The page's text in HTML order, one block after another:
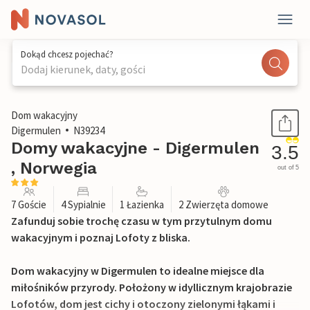
Dokąd chcesz pojechać?
Dodaj kierunek, daty, gości
1 / 22
Dom wakacyjny
Digermulen
N39234
Domy wakacyjne - Digermulen
, Norwegia
3.5
out of 5
7 Goście 4 Sypialnie 1 Łazienka 2 Zwierzęta domowe
Zafunduj sobie trochę czasu w tym przytulnym domu
wakacyjnym i poznaj Lofoty z bliska.
Dom wakacyjny w Digermulen to idealne miejsce dla
miłośników przyrody. Położony w idyllicznym krajobrazie
Lofotów, dom jest cichy i otoczony zielonymi łąkami i